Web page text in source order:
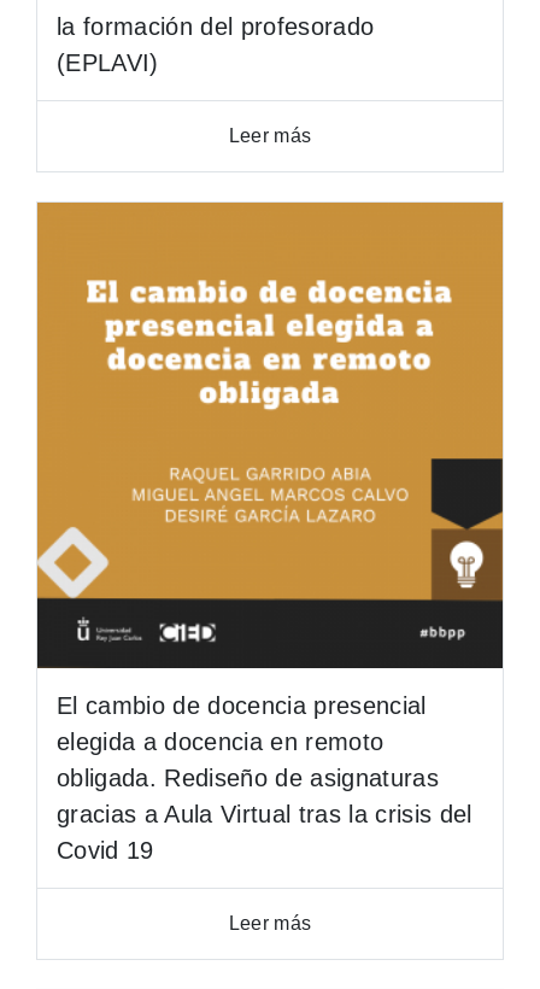
la formación del profesorado
(EPLAVI)
Leer más
El cambio de docencia presencial
elegida a docencia en remoto
obligada. Rediseño de asignaturas
gracias a Aula Virtual tras la crisis del
Covid 19
Leer más